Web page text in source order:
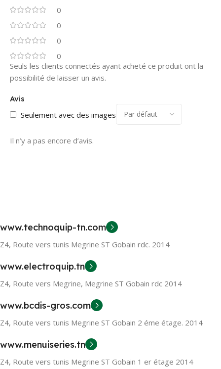
0
0
0
0
Avis
Seulement avec des images
Il n’y a pas encore d’avis.
Seuls les clients connectés ayant acheté ce produit ont la
possibilité de laisser un avis.
www.technoquip-tn.com
Z4, Route vers tunis Megrine ST Gobain rdc. 2014
www.electroquip.tn
Z4, Route vers Megrine, Megrine ST Gobain rdc 2014
www.bcdis-gros.com
Z4, Route vers tunis Megrine ST Gobain 2 éme étage. 2014
www.menuiseries.tn
Z4, Route vers tunis Megrine ST Gobain 1 er étage 2014